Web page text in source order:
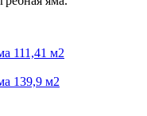
111,41 м2
139,9 м2